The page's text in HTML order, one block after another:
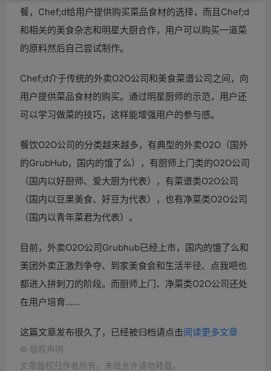
餐，Chef;d给用户提供购买菜品食材的选择，而且Chef;d
和相关的美食杂志和明星大厨合作，用户可以购买一道菜
的原料然后自己尝试制作。
Chef;d介于传统的外卖O2O公司和美食菜谱公司之间，向
用户提供菜品食材的购买。通过明星厨师的示范，用户还
可以学习做菜的技巧，这样能增强用户的参与感。
餐饮O2O公司的分类越来越多，有典型的外卖O2O（国外
的GrubHub，国内的饿了么），有厨师上门类的O2O公司
（国内以好厨师、爱大厨为代表），有菜谱类O2O公司
（国内以豆果美食、好豆为代表），也有净菜类O2O公司
（国内以青年菜君为代表）。
目前，外卖O2O公司Grubhub已经上市，国内的饿了么和
美团外卖正激烈争夺、到家美食会和生活半径、点我吧也
都进入拼刺刀的阶段。而厨师上门、净菜类O2O公司还处
在用户培育……
这篇文章发布很久了，已经被归档请点击阅读更多文章
© 版权声明
文章版权归作者所有，未经允许请勿转载。